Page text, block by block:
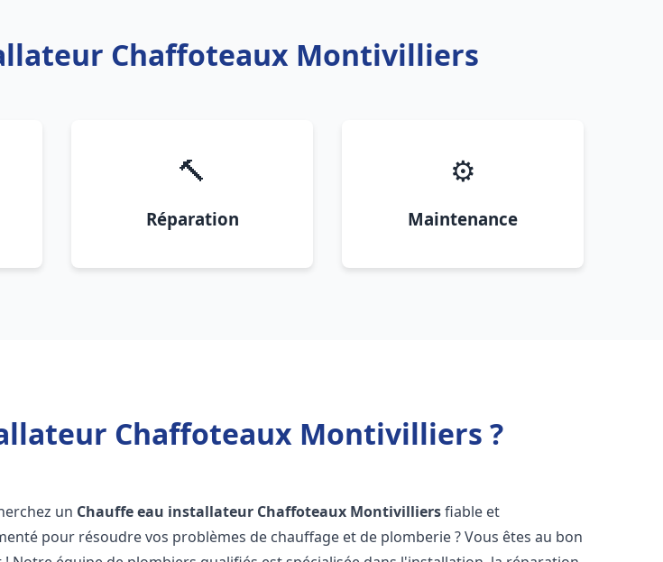
Chaffoteaux Montivilliers
🔨
Réparation
⚙️
Maintenance
Chaffoteaux Montivilliers ?
un Chauffe eau installateur Chaffoteaux Montivilliersfiable et
pour résoudre vos problèmes de chauffage et de plomberie ? Vous êtes au bon